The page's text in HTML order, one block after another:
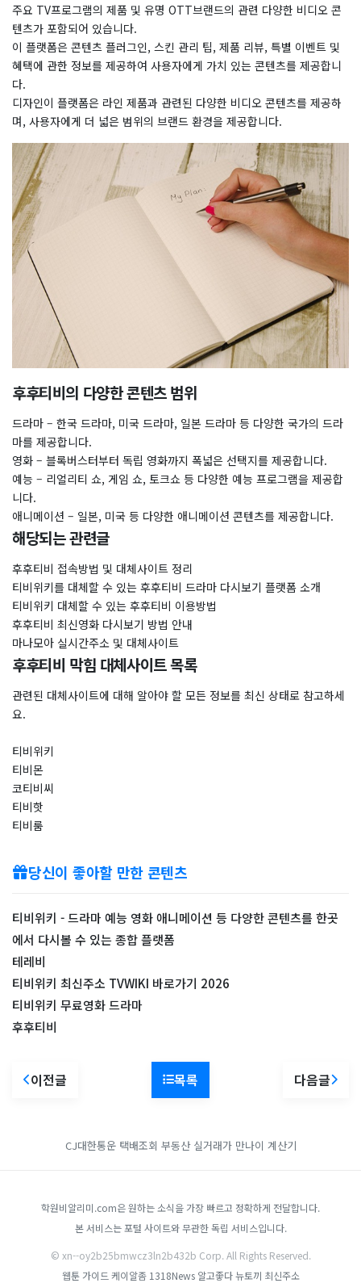
주요 TV프로그램의 제품 및 유명 OTT브랜드의 관련 다양한 비디오 콘
텐츠가 포함되어 있습니다.
이 플랫폼은 콘텐츠 플러그인, 스킨 관리 팁, 제품 리뷰, 특별 이벤트 및
혜택에 관한 정보를 제공하여 사용자에게 가치 있는 콘텐츠를 제공합니
다.
디자인이 플랫폼은 라인 제품과 관련된 다양한 비디오 콘텐츠를 제공하
며, 사용자에게 더 넓은 범위의 브랜드 환경을 제공합니다.
후후티비의 다양한 콘텐츠 범위
드라마 – 한국 드라마, 미국 드라마, 일본 드라마 등 다양한 국가의 드라
마를 제공합니다.
영화 – 블록버스터부터 독립 영화까지 폭넓은 선택지를 제공합니다.
예능 – 리얼리티 쇼, 게임 쇼, 토크쇼 등 다양한 예능 프로그램을 제공합
니다.
애니메이션 – 일본, 미국 등 다양한 애니메이션 콘텐츠를 제공합니다.
해당되는 관련글
후후티비 접속방법 및 대체사이트 정리
티비위키를 대체할 수 있는 후후티비 드라마 다시보기 플랫폼 소개
티비위키 대체할 수 있는 후후티비 이용방법
후후티비 최신영화 다시보기 방법 안내
마나모아 실시간주소 및 대체사이트
후후티비 막힘 대체사이트 목록
관련된 대체사이트에 대해 알아야 할 모든 정보를 최신 상태로 참고하세
요.
티비위키
티비몬
코티비씨
티비핫
티비룸
당신이 좋아할 만한 콘텐츠
티비위키 - 드라마 예능 영화 애니메이션 등 다양한 콘텐츠를 한곳
에서 다시볼 수 있는 종합 플랫폼
테레비
티비위키 최신주소 TVWIKI 바로가기 2026
티비위키 무료영화 드라마
후후티비
이전글 목록 다음글
CJ대한통운 택배조회 부동산 실거래가 만나이 계산기
학원비알리미.com은 원하는 소식을 가장 빠르고 정확하게 전달합니다.
본 서비스는 포털 사이트와 무관한 독립 서비스입니다.
© xn--oy2b25bmwcz3ln2b432b Corp. All Rights Reserved.
웹툰 가이드 케이알좀 1318News 알고좋다 뉴토끼 최신주소